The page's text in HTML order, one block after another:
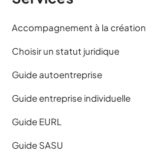
Accompagnement à la création
Choisir un statut juridique
Guide autoentreprise
Guide entreprise individuelle
Guide EURL
Guide SASU